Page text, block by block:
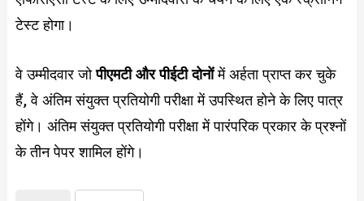
टेस्ट होगा।
वे उम्मीदवार जोपीएमटी और पीईटी दोनोंमें अर्हता प्राप्त कर चुके
हैं, वे अंतिम संयुक्त प्रतियोगी परीक्षा में उपस्थित होने के लिए पात्र
होंगे। अंतिम संयुक्त प्रतियोगी परीक्षा में पारंपरिक प्रकार के प्रश्नों
के तीन पेपर शामिल होंगे।